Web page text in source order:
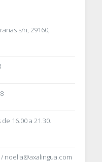
s/n, 29160,
16.00 a 21.30.
noelia@axalingua.com